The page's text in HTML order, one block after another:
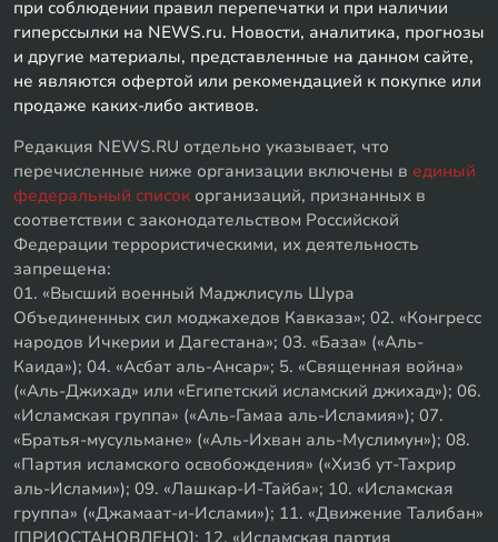
при соблюдении правил перепечатки и при наличии
гиперссылки на NEWS.ru. Новости, аналитика, прогнозы
и другие материалы, представленные на данном сайте,
не являются офертой или рекомендацией к покупке или
продаже каких-либо активов.
Редакция NEWS.RU отдельно указывает, что
перечисленные ниже организации включены в единый
федеральный список организаций, признанных в
соответствии с законодательством Российской
Федерации террористическими, их деятельность
запрещена:
01. «Высший военный Маджлисуль Шура
Объединенных сил моджахедов Кавказа»; 02. «Конгресс
народов Ичкерии и Дагестана»; 03. «База» («Аль-
Каида»); 04. «Асбат аль-Ансар»; 5. «Священная война»
(«Аль-Джихад» или «Египетский исламский джихад»); 06.
«Исламская группа» («Аль-Гамаа аль-Исламия»); 07.
«Братья-мусульмане» («Аль-Ихван аль-Муслимун»); 08.
«Партия исламского освобождения» («Хизб ут-Тахрир
аль-Ислами»); 09. «Лашкар-И-Тайба»; 10. «Исламская
группа» («Джамаат-и-Ислами»); 11. «Движение Талибан»
[ПРИОСТАНОВЛЕНО]; 12. «Исламская партия